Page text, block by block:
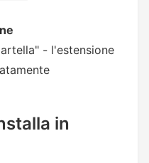
- l'estensione
in